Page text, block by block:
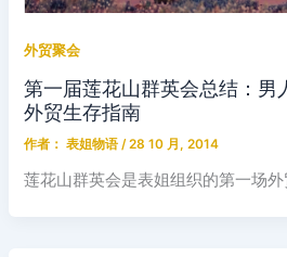
外贸聚会
第一届莲花山群英会总结：男
外贸生存指南
作者： 表姐物语/28 10 月, 2014
莲花山群英会是表姐组织的第一场